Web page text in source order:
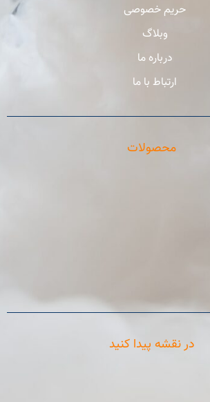
حریم خصوصی
وبلاگ
درباره ما
ارتباط با ما
محصولات
در نقشه پیدا کنید